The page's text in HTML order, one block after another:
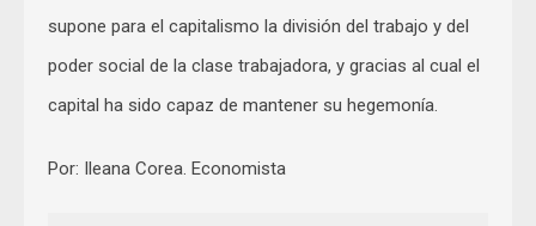
supone para el capitalismo la división del trabajo y del
poder social de la clase trabajadora, y gracias al cual el
capital ha sido capaz de mantener su hegemonía.
Por: Ileana Corea. Economista